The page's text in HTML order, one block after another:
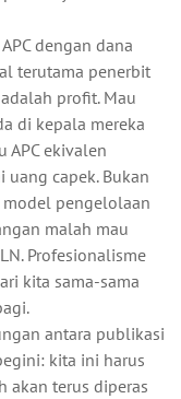
dengan dana
terutama penerbit
profit. Mau
di kepala mereka
APC ekivalen
uang capek. Bukan
model pengelolaan
malah mau
Profesionalisme
kita sama-sama
antara publikasi
kita ini harus
akan terus diperas